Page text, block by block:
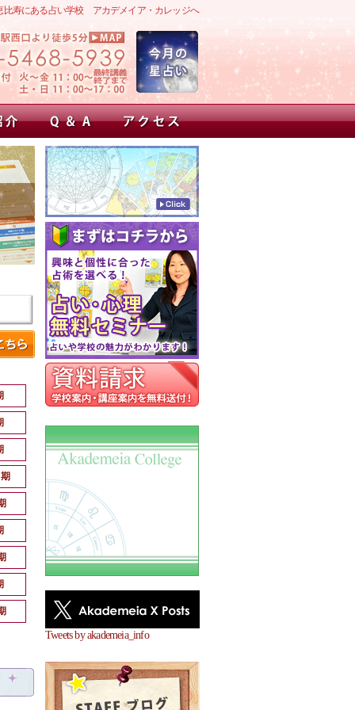
比寿にある占い学校 アカデメイア・カレッジへ
Tweets by akademeia_info